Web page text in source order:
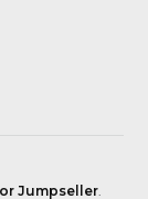
Jumpseller.